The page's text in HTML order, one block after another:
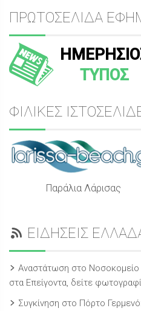
ΠΡΩΤΟΣΕΛΙΔΑ
ΤΥΠΟΣ
ΦΙΛΙΚΕΣ
Παράλια Λάρισας
ΕΙΔΗΣΕΙΣ
Αναστάτωση στο Νοσοκομείο
στα Επείγοντα, δείτε
Συγκίνηση στο Πόρτο